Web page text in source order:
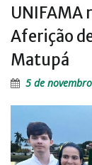
UNIFAMA
Aferição
Matupá
5 de